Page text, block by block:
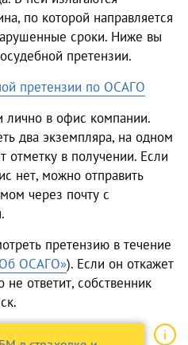
по которой направляется
сроки. Ниже вы
претензии.
претензии по ОСАГО
в офис компании.
два экземпляра, на одном
отметку в получении. Если
нет, можно отправить
через почту с
претензию в течение
ОСАГО»). Если он откажет
ответит, собственник